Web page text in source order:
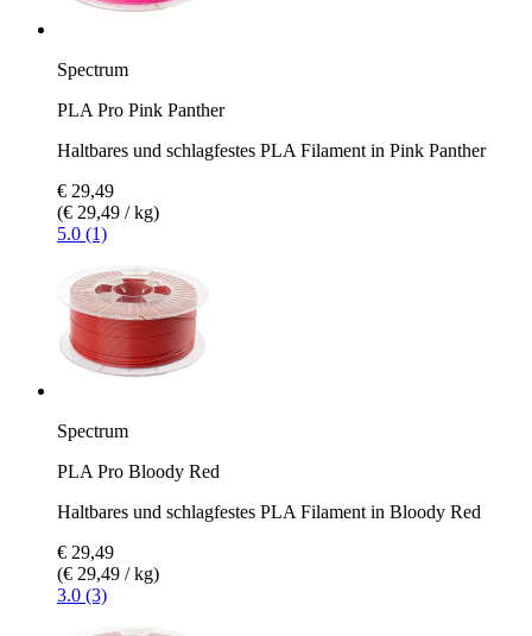
Spectrum
PLA Pro Pink Panther
Haltbares und schlagfestes PLA Filament in Pink Panther
€ 29,49
(€ 29,49 / kg)
5.0 (1)
Spectrum
PLA Pro Bloody Red
Haltbares und schlagfestes PLA Filament in Bloody Red
€ 29,49
(€ 29,49 / kg)
3.0 (3)